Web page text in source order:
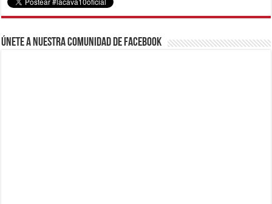
Únete a nuestra comunidad de Facebook